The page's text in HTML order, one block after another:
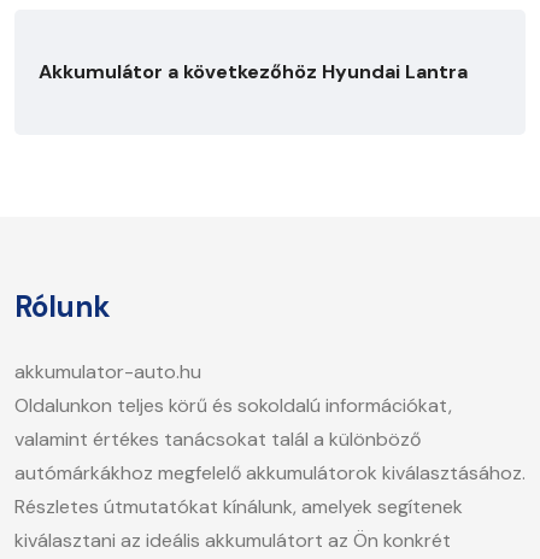
Akkumulátor a következőhöz Hyundai Lantra
Rólunk
akkumulator-auto.hu
Oldalunkon teljes körű és sokoldalú információkat,
valamint értékes tanácsokat talál a különböző
autómárkákhoz megfelelő akkumulátorok kiválasztásához.
Részletes útmutatókat kínálunk, amelyek segítenek
kiválasztani az ideális akkumulátort az Ön konkrét